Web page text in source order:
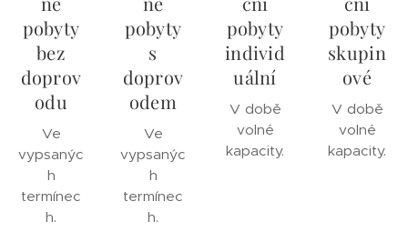
pobyty
bez
doprov
odu
Ve
vypsanýc
h
termínec
h.
pobyty
s
doprov
odem
Ve
vypsanýc
h
termínec
h.
pobyty
individ
uální
V době
volné
kapacity.
pobyty
skupin
ové
V době
volné
kapacity.